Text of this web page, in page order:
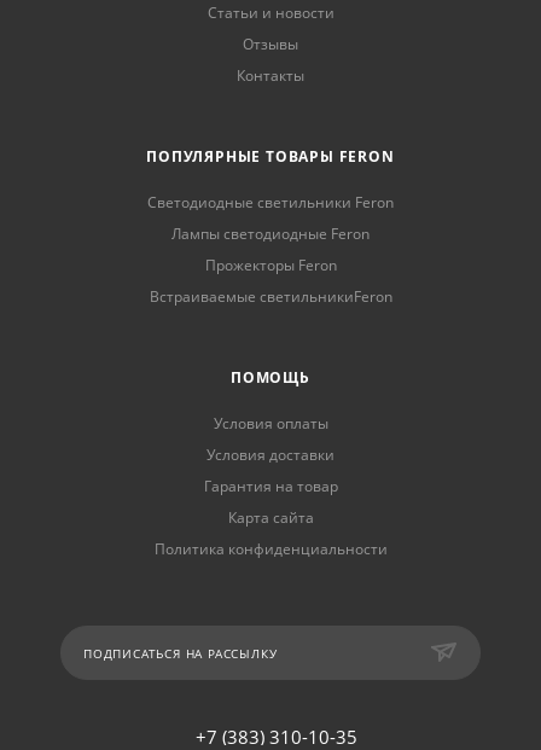
Статьи и новости
Отзывы
Контакты
ПОПУЛЯРНЫЕ ТОВАРЫ FERON
Светодиодные светильники Feron
Лампы светодиодные Feron
Прожекторы Feron
Встраиваемые светильникиFeron
ПОМОЩЬ
Условия оплаты
Условия доставки
Гарантия на товар
Карта сайта
Политика конфиденциальности
ПОДПИСАТЬСЯ НА РАССЫЛКУ
+7 (383) 310-10-35